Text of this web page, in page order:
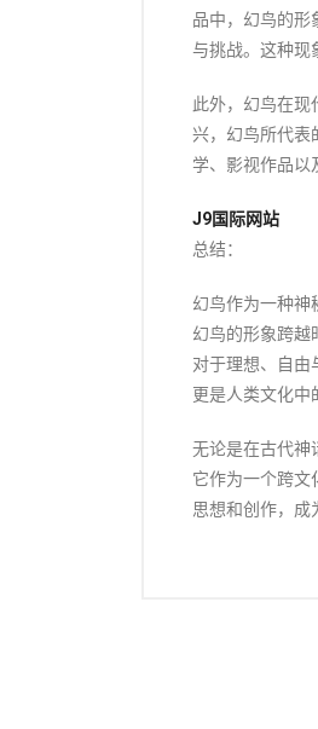
品中，幻鸟的形
与挑战。这种现
此外，幻鸟在现
兴，幻鸟所代表
学、影视作品以
J9国际网站
总结：
幻鸟作为一种神
幻鸟的形象跨越
对于理想、自由
更是人类文化中
无论是在古代神
它作为一个跨文
思想和创作，成